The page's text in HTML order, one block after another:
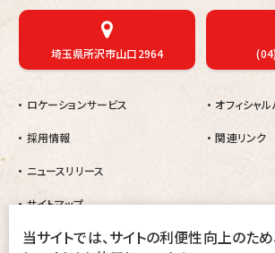
当サイトでは、サイトの利便性向上のため
埼玉県所沢市山口2964
ロケーションサービス
採用情報
ニュースリリース
サイトマップ
オフィシャ
関連リンク
当園では、暴力団及びその関係者、刺青・タトゥー・シー